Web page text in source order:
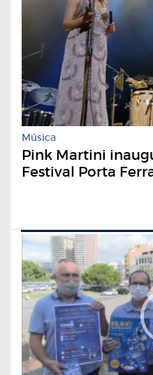
Música
Pink Martini
Festival Porta